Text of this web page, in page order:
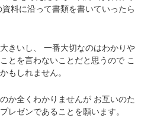
資料に沿って書類を書いていったら
きいし、
一番大切なのはわかりや
とを言わないことだと思うので こ
もしれません。
か全くわかりませんが お互いのた
レゼンであることを願います。